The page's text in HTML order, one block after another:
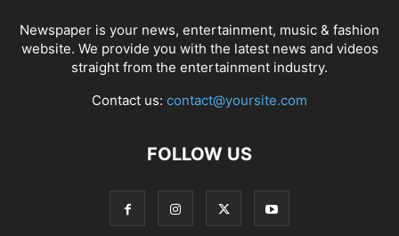
Newspaper is your news, entertainment, music & fashion
website. We provide you with the latest news and videos
straight from the entertainment industry.
Contact us: contact@yoursite.com
FOLLOW US